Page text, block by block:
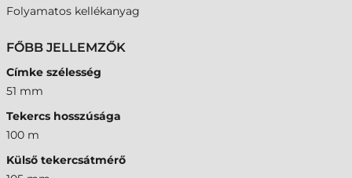
Folyamatos kellékanyag
FŐBB JELLEMZŐK
Címke szélesség
51 mm
Tekercs hosszúsága
100 m
Külső tekercsátmérő